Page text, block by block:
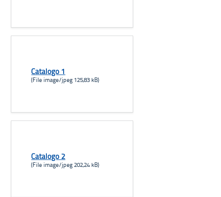
Catalogo 1
(File image/jpeg 125,83 kB)
Catalogo 2
(File image/jpeg 202,24 kB)